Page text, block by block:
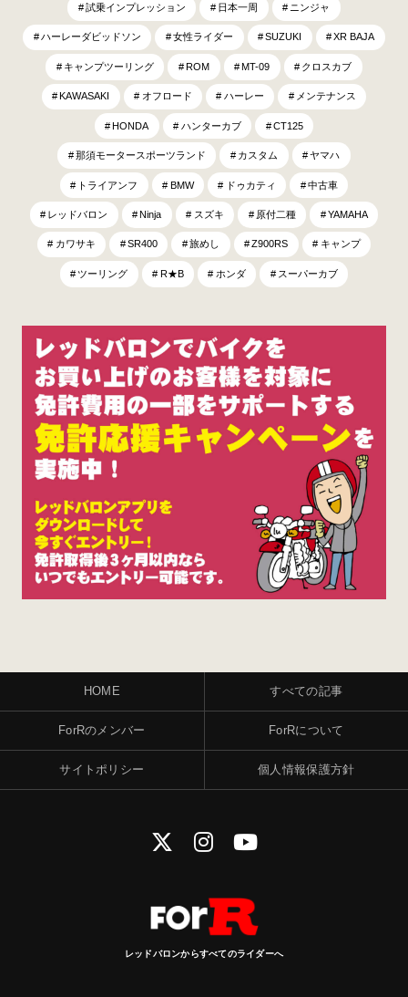
試乗インプレッション 日本一周 ニンジャ
ハーレーダビッドソン 女性ライダー SUZUKI XR BAJA
キャンプツーリング ROM MT-09 クロスカブ
KAWASAKI オフロード ハーレー メンテナンス
HONDA ハンターカブ CT125
那須モータースポーツランド カスタム ヤマハ
トライアンフ BMW ドゥカティ 中古車
レッドバロン Ninja スズキ 原付二種 YAMAHA
カワサキ SR400 旅めし Z900RS キャンプ
ツーリング R★B ホンダ スーパーカブ
HOME すべての記事
ForRのメンバー ForRについて
サイトポリシー 個人情報保護方針
レッドバロンからすべてのライダーへ